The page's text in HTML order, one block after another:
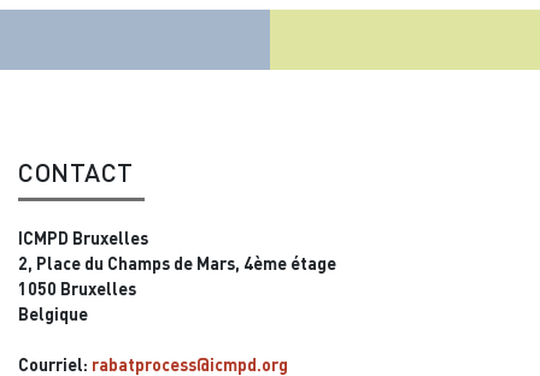
CONTACT
ICMPD Bruxelles
2, Place du Champs de Mars, 4ème étage
1050 Bruxelles
Belgique
Courriel: rabatprocess@icmpd.org